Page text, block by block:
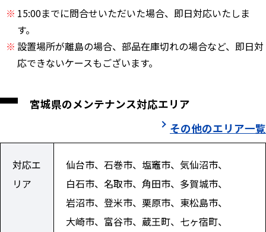
15:00までに問合せいただいた場合、即日対応いたしま
す。
設置場所が離島の場合、部品在庫切れの場合など、即日対
応できないケースもございます。
宮城県のメンテナンス対応エリア
その他のエリア一覧
対応エ
リア
仙台市、石巻市、塩竈市、気仙沼市、
白石市、名取市、角田市、多賀城市、
岩沼市、登米市、栗原市、東松島市、
大崎市、富谷市、蔵王町、七ヶ宿町、